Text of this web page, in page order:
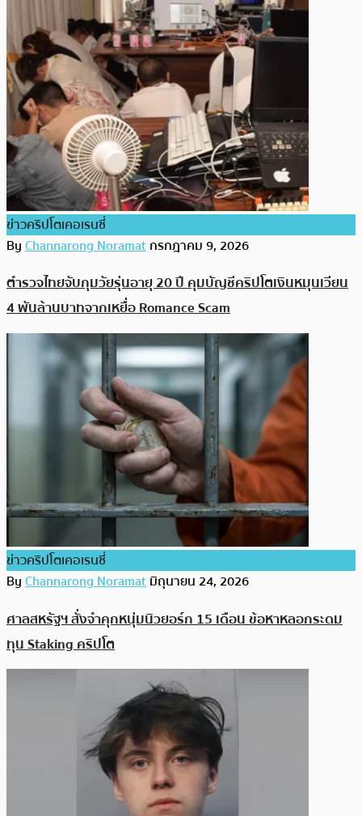
ข่าวคริปโตเคอเรนซี่
ByChannarong Noramatกรกฎาคม 9, 2026
ตำรวจไทยจับกุมวัยรุ่นอายุ 20 ปี คุมบัญชีคริปโตเงินหมุนเวียน
4 พันล้านบาทจากเหยื่อ Romance Scam
ข่าวคริปโตเคอเรนซี่
ByChannarong Noramatมิถุนายน 24, 2026
ศาลสหรัฐฯ สั่งจำคุกหนุ่มนิวยอร์ก 15 เดือน ข้อหาหลอกระดม
ทุน Staking คริปโต